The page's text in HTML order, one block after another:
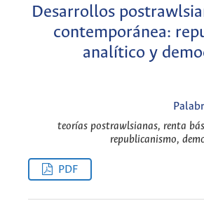
Desarrollos
contemporánea:
analítico y
teorías postrawlsianas, renta
republicanismo,
PDF